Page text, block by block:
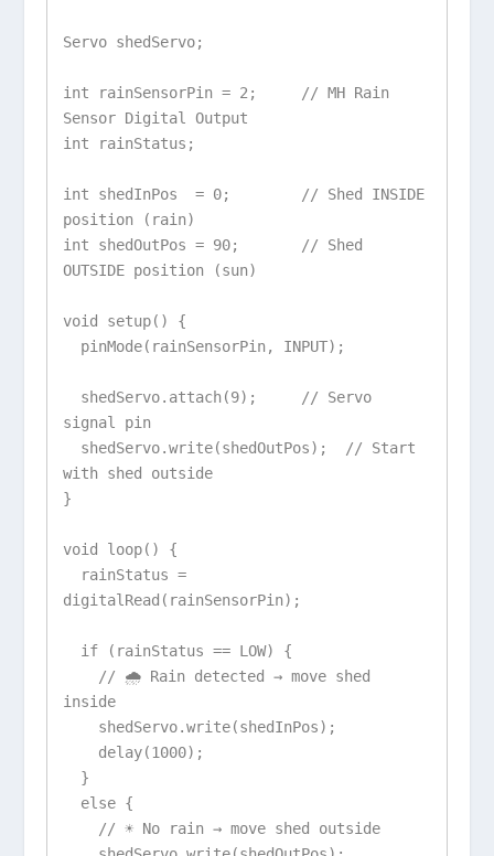
Servo shedServo;
int rainSensorPin = 2;     // MH Rain
Sensor Digital Output
int rainStatus;
int shedInPos  = 0;        // Shed INSIDE
position (rain)
int shedOutPos = 90;       // Shed
OUTSIDE position (sun)
void setup() {
signal pin
with shed outside
}
void loop() {
digitalRead(rainSensorPin);
inside